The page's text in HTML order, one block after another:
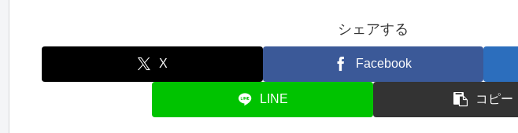
シェアする
X Facebook
LINE コピー